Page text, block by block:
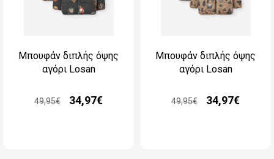
Μπουφάν διπλής όψης
αγόρι Losan
49,95€ 34,97€
Μπουφάν διπλής όψης
αγόρι Losan
49,95€ 34,97€